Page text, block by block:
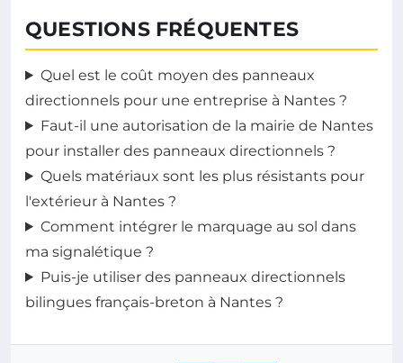
QUESTIONS FRÉQUENTES
Quel est le coût moyen des panneaux
directionnels pour une entreprise à Nantes ?
Faut-il une autorisation de la mairie de Nantes
pour installer des panneaux directionnels ?
Quels matériaux sont les plus résistants pour
l'extérieur à Nantes ?
Comment intégrer le marquage au sol dans
ma signalétique ?
Puis-je utiliser des panneaux directionnels
bilingues français-breton à Nantes ?